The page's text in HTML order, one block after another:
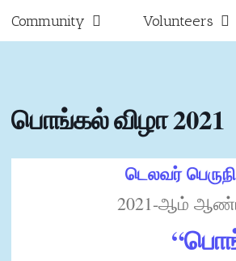
Community Volunteers
பொங்கல் விழா 2021
டெலவர்
2021-ஆம்